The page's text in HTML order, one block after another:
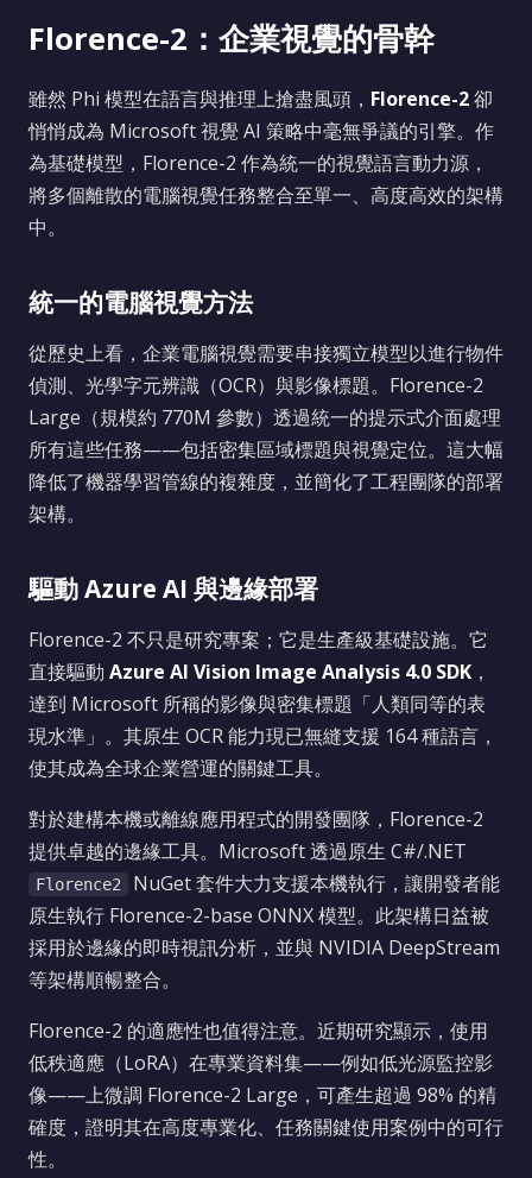
Florence-2：企業視覺的骨幹
雖然 Phi 模型在語言與推理上搶盡風頭， Florence-2卻
悄悄成為 Microsoft 視覺 AI 策略中毫無爭議的引擎。作
為基礎模型，Florence-2 作為統一的視覺語言動力源，
將多個離散的電腦視覺任務整合至單一、高度高效的架構
中。
統一的電腦視覺方法
從歷史上看，企業電腦視覺需要串接獨立模型以進行物件
偵測、光學字元辨識（OCR）與影像標題。Florence-2
Large（規模約 770M 參數）透過統一的提示式介面處理
所有這些任務——包括密集區域標題與視覺定位。這大幅
降低了機器學習管線的複雜度，並簡化了工程團隊的部署
架構。
驅動 Azure AI 與邊緣部署
Florence-2 不只是研究專案；它是生產級基礎設施。它
直接驅動 Azure AI Vision Image Analysis 4.0 SDK ，
達到 Microsoft 所稱的影像與密集標題「人類同等的表
現水準」。其原生 OCR 能力現已無縫支援 164 種語言，
使其成為全球企業營運的關鍵工具。
對於建構本機或離線應用程式的開發團隊，Florence-2
提供卓越的邊緣工具。Microsoft 透過原生 C#/.NET
Florence2
NuGet 套件大力支援本機執行，讓開發者能
原生執行 Florence-2-base ONNX 模型。此架構日益被
採用於邊緣的即時視訊分析，並與 NVIDIA DeepStream
等架構順暢整合。
Florence-2 的適應性也值得注意。近期研究顯示，使用
低秩適應（LoRA）在專業資料集——例如低光源監控影
像——上微調 Florence-2 Large，可產生超過 98% 的精
確度，證明其在高度專業化、任務關鍵使用案例中的可行
性。